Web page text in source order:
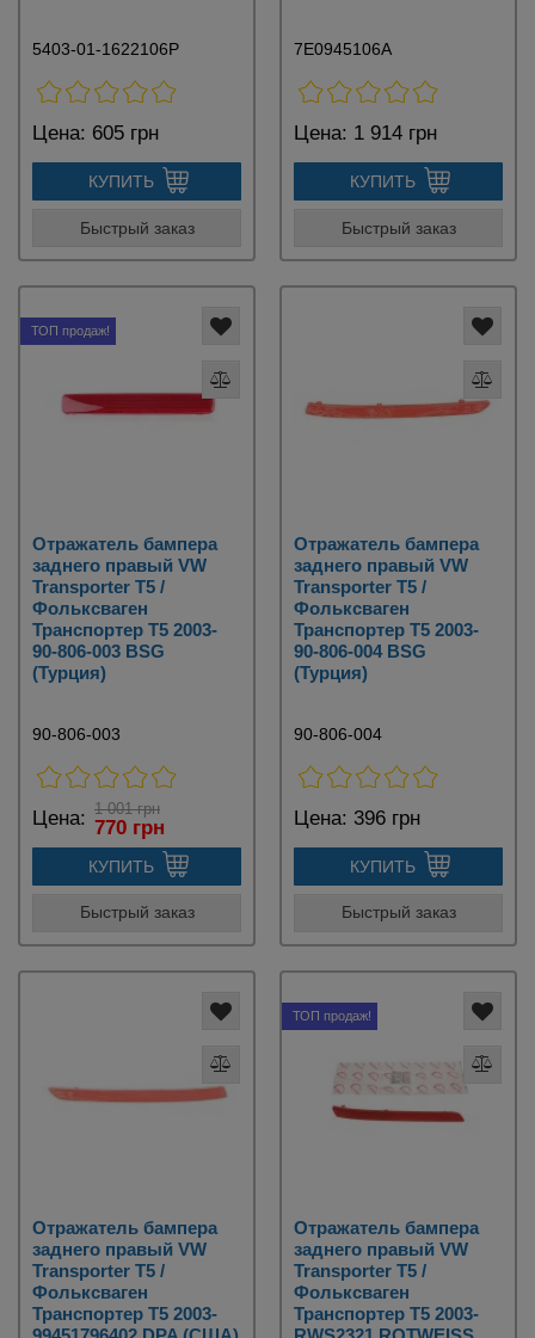
5403-01-1622106P
Цена: 605 грн
КУПИТЬ
Быстрый заказ
7E0945106A
Цена: 1 914 грн
КУПИТЬ
Быстрый заказ
ТОП продаж!
Отражатель бампера
заднего правый VW
Transporter T5 /
Фольксваген
Транспортер Т5 2003-
90-806-003 BSG
(Турция)
90-806-003
Цена: 1 001 грн
770 грн
КУПИТЬ
Быстрый заказ
Отражатель бампера
заднего правый VW
Transporter T5 /
Фольксваген
Транспортер Т5 2003-
90-806-004 BSG
(Турция)
90-806-004
Цена: 396 грн
КУПИТЬ
Быстрый заказ
Отражатель бампера
заднего правый VW
Transporter T5 /
Фольксваген
Транспортер Т5 2003-
ТОП продаж!
Отражатель бампера
заднего правый VW
Transporter T5 /
Фольксваген
Транспортер Т5 2003-